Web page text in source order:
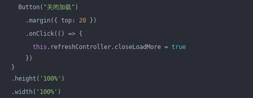
Button( "关闭加载" )
.margin({ top: 20 })
.onClick( () => {
this .refreshController.closeLoadMore = true
})
}
.height( '100%' )
.width( '100%' )